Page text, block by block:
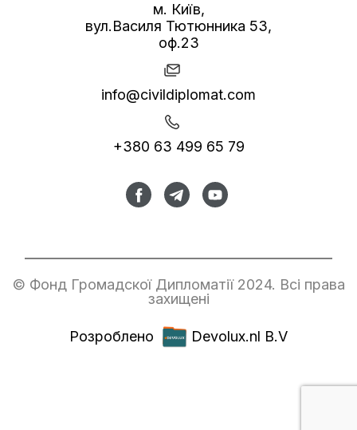
м. Київ,
вул.Василя Тютюнника 53,
оф.23
info@civildiplomat.com
+380 63 499 65 79
Розроблено Devolux.nl B.V
© Фонд Громадскої Дипломатії 2024. Всі права
захищені